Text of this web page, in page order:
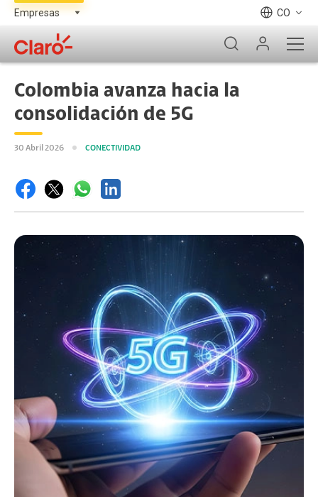
CO
Colombia avanza hacia la
consolidación de 5G
30 Abril 2026 CONECTIVIDAD